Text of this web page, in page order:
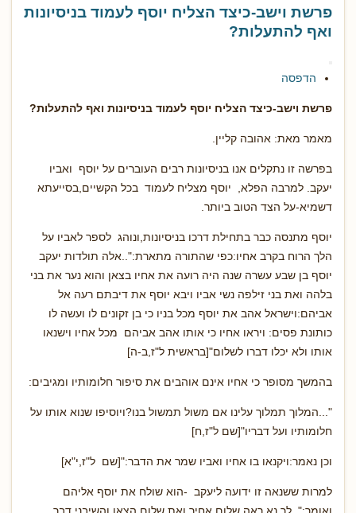
פרשת וישב-כיצד הצליח יוסף לעמוד בניסיונות
ואף להתעלות?
הדפסה
פרשת וישב-כיצד הצליח יוסף לעמוד בניסיונות ואף להתעלות?
מאמר מאת: אהובה קליין.
בפרשה זו נתקלים אנו בניסיונות רבים העוברים על יוסף ואביו
יעקב. למרבה הפלא, יוסף מצליח לעמוד בכל הקשיים,בסייעתא
דשמיא-על הצד הטוב ביותר.
יוסף מתנסה כבר בתחילת דרכו בניסיונות,ונוהג לספר לאביו על
הלך הרוח בקרב אחיו:כפי שהתורה מתארת:"..אלה תולדות יעקב
יוסף בן שבע עשרה שנה היה רועה את אחיו בצאן והוא נער את בני
בלהה ואת בני זילפה נשי אביו ויבא יוסף את דיבתם רעה אל
אביהם:וישראל אהב את יוסף מכל בניו כי בן זקונים לו ועשה לו
כותונת פסים: ויראו אחיו כי אותו אהב אביהם מכל אחיו וישנאו
אותו ולא יכלו דברו לשלום"[בראשית ל"ז,ב-ה]
בהמשך מסופר כי אחיו אינם אוהבים את סיפור חלומותיו ומגיבים:
"...המלוך תמלוך עלינו אם משול תמשול בנו?ויוסיפו שנוא אותו על
חלומותיו ועל דבריו"[שם ל"ז,ח]
וכן נאמר:ויקנאו בו אחיו ואביו שמר את הדבר:"[שם ל"ז,י"א]
למרות ששנאה זו ידועה ליעקב -הוא שולח את יוסף אליהם